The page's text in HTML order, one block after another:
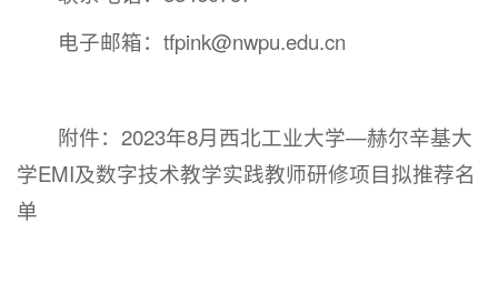
电子邮箱：tfpink@nwpu.edu.cn
附件：2023年8月西北工业大学—赫尔辛基大
学EMI及数字技术教学实践教师研修项目拟推荐名
单